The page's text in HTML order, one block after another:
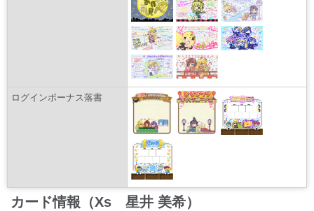
ログインボーナス落書
カード情報（Xs 星井 美希）